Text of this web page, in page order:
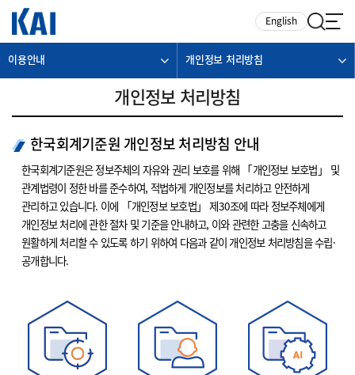
English
이용안내 개인정보 처리방침
개인정보 처리방침
한국회계기준원 개인정보 처리방침 안내
한국회계기준원은 정보주체의 자유와 권리 보호를 위해 「개인정보 보호법」 및
관계법령이 정한 바를 준수하여, 적법하게 개인정보를 처리하고 안전하게
관리하고 있습니다. 이에 「개인정보 보호법」 제30조에 따라 정보주체에게
개인정보 처리에 관한 절차 및 기준을 안내하고, 이와 관련한 고충을 신속하고
원활하게 처리할 수 있도록 하기 위하여 다음과 같이 개인정보 처리방침을 수립·
공개합니다.